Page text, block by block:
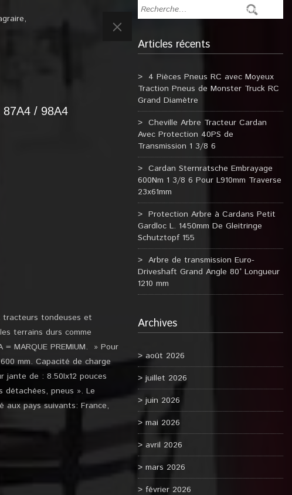
,
87A4 / 98A4
tracteurs tondeuses et
terrains durs comme
MARQUE PREMIUM. » Pour
mm. Capacité de charge
jante de : 8.50Ix12 pouces
détachées, pneus ». Le
aux pays suivants: France,
Articles récents
4 Pièces Pneus RC avec Moyeux
Traction Pneus de Monster Truck RC
Grand Diamètre
Cheville Arbre Tracteur Cardan
Avec Protection 40PS de
Transmission 1 3/8 6
Cardan Sternratsche Embrayage
600Nm 1 3/8 6 Pour L910mm Traverse
23x61mm
Protection Arbre à Cardans Petit
Gardloc L. 1450mm De Gleitringe
Schutztopf 155
Arbre de transmission Euro-
Driveshaft Grand Angle 80° Longueur
1210 mm
Archives
août 2026
juillet 2026
juin 2026
mai 2026
avril 2026
mars 2026
février 2026